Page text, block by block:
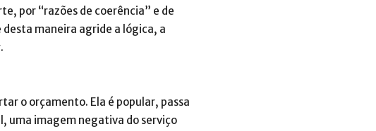
por “razões de coerência” e de
maneira agride a lógica, a
o orçamento. Ela é popular, passa
uma imagem negativa do serviço